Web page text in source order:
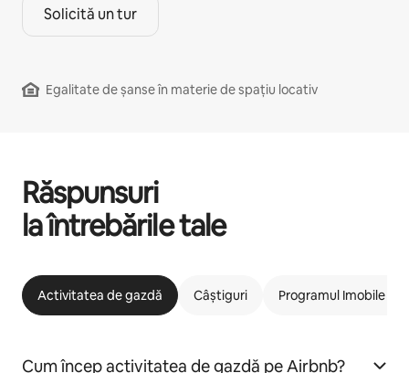
Solicită un tur
Egalitate de șanse în materie de spațiu locativ
Răspunsuri
la întrebările tale
Activitatea de gazdă Câștiguri Programul Imobile
Cum încep activitatea de gazdă pe Airbnb?